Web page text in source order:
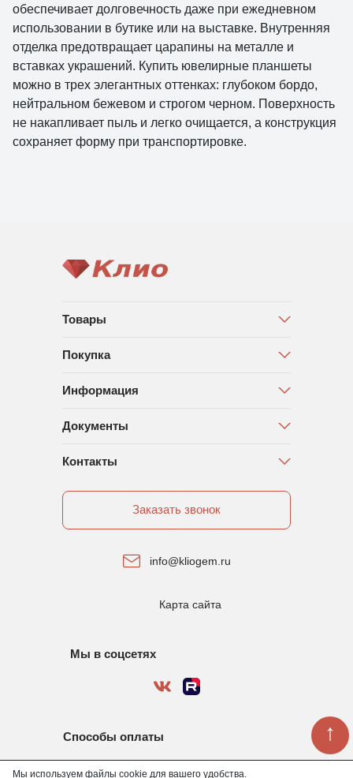
обеспечивает долговечность даже при ежедневном
использовании в бутике или на выставке. Внутренняя
отделка предотвращает царапины на металле и
вставках украшений. Купить ювелирные планшеты
можно в трех элегантных оттенках: глубоком бордо,
нейтральном бежевом и строгом черном. Поверхность
не накапливает пыль и легко очищается, а конструкция
сохраняет форму при транспортировке.
Товары
Покупка
Информация
Документы
Контакты
Заказать звонок
info@kliogem.ru
Карта сайта
Мы в соцсетях
Способы оплаты
Мы используем файлы cookie для вашего удобства.
↑